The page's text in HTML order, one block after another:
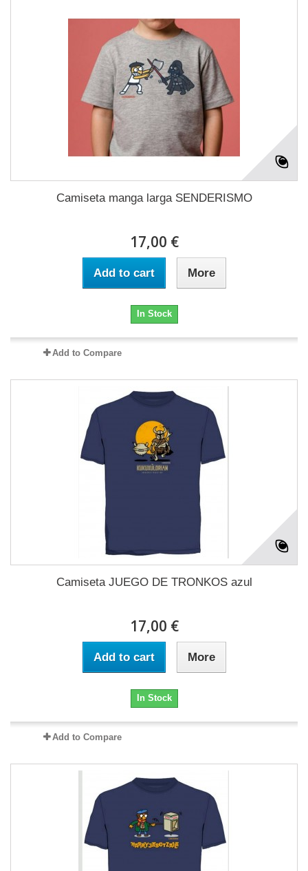
Camiseta manga larga SENDERISMO
17,00 €
Add to cart More
In Stock
Add to Compare
Camiseta JUEGO DE TRONKOS azul
17,00 €
Add to cart More
In Stock
Add to Compare